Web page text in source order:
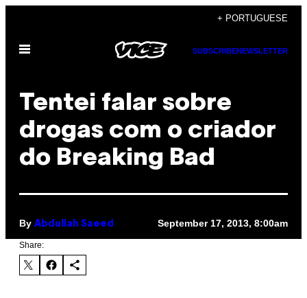
content
+ PORTUGUESE
Open
SUBSCRIBENEWSLETTER
Tentei falar sobre
drogas com o criador
do Breaking Bad
By Abdullah Saeed September 17, 2013, 8:00am
Share: